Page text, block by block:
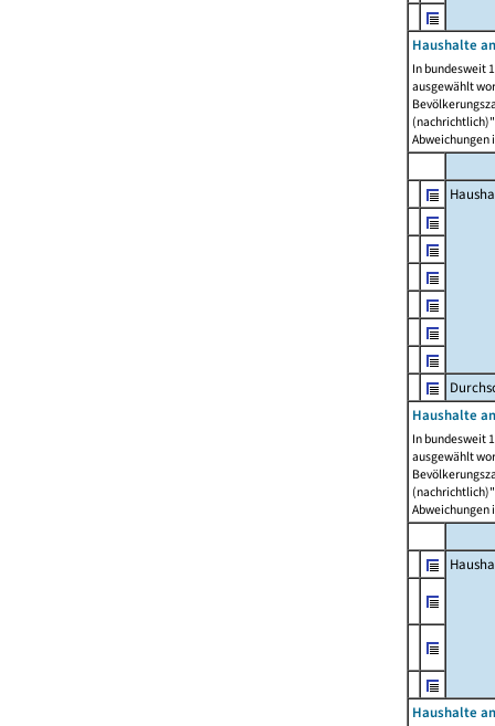
Haushalte
In bundesweit
ausgewählt
Abweichungen
Haushalte
In bundesweit
ausgewählt
Abweichungen
Haushalte